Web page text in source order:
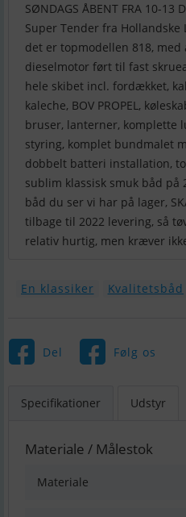
SØNDAGS ÅBENT FRA 10-
Super Tender fra Hollandske
det er topmodellen 818, med
dieselmotor ført til fast
hele skibet incl. fordækket,
kaleche, BOV PROPEL,
bruser, lanterner, komplette
styring, komplet bundmalet
dobbelt batteri installation,
sublim klassisk smuk båd
båd du ser vi har på lager,
tilbage til 2022 levering, så
relativ hurtig, men kræver
En klassiker Kvalitetsbåd
Del Følg os
Specifikationer Udstyr
Materiale / Målestok
Materiale